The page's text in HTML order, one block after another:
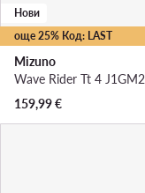
още 25% Код: LAST
Нови
Mizuno
159,99€